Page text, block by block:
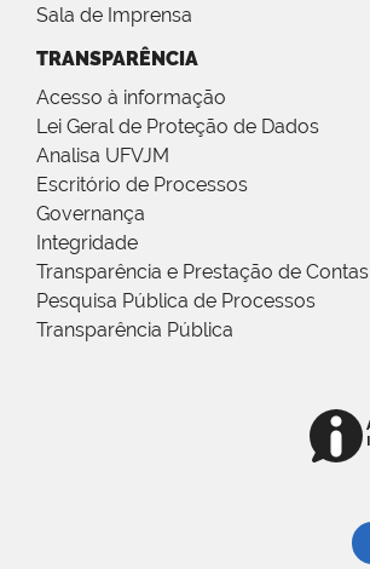
Sala de Imprensa
TRANSPARÊNCIA
Acesso à informação
Lei Geral de Proteção de Dados
Analisa UFVJM
Escritório de Processos
Governança
Integridade
Transparência e Prestação de Contas
Pesquisa Pública de Processos
Transparência Pública